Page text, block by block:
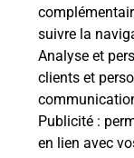
suivre la
Analyse et
clients et
Publicité :
en lien avec
Prochaine
68 Route D
38490 Granieu
Itinéraire